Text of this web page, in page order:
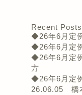
Recent Posts
◆26年6月定
◆26年6月定
◆26年6月定
方
◆26年6月定
26.06.05 橋